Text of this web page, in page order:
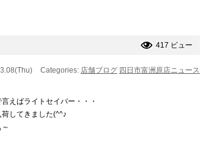
417 ビュー
Categories: 店舗ブログ 四日市富洲原店ニュース
えばライトセイバー・・・
してきました(^^♪